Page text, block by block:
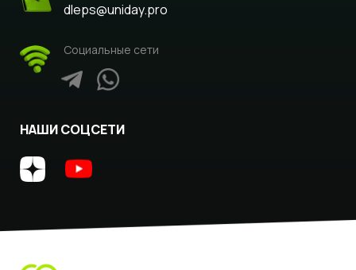
dleps@uniday.pro
Социальные сети
НАШИ СОЦСЕТИ